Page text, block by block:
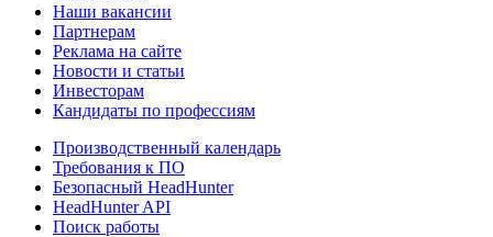
Наши вакансии
Партнерам
Реклама на сайте
Новости и статьи
Инвесторам
Кандидаты по профессиям
Производственный календарь
Требования к ПО
Безопасный HeadHunter
HeadHunter API
Поиск работы